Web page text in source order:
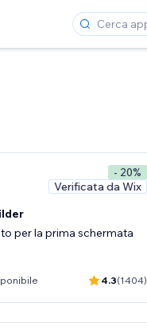
- 20%
Verificata da Wix
per la prima schermata
4.3(1404)